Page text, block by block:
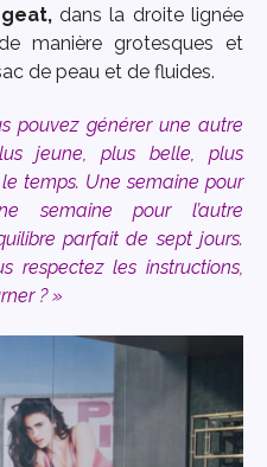
dans la droite lignée
manière grotesques et
de peau et de fluides.
pouvez générer une autre
jeune, plus belle, plus
temps. Une semaine pour
semaine pour l’autre
parfait de sept jours.
respectez les instructions,
? »